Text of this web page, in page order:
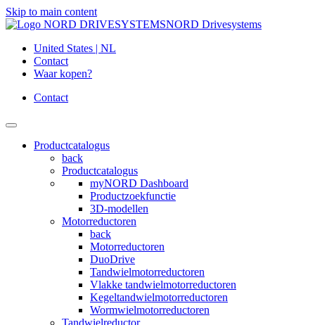
Skip to main content
NORD Drivesystems
United States | NL
Contact
Waar kopen?
Contact
Productcatalogus
back
Productcatalogus
myNORD Dashboard
Productzoekfunctie
3D-modellen
Motorreductoren
back
Motorreductoren
DuoDrive
Tandwielmotorreductoren
Vlakke tandwielmotorreductoren
Kegeltandwielmotorreductoren
Wormwielmotorreductoren
Tandwielreductor